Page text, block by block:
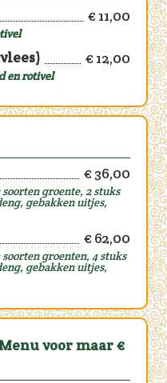
€ 11,00
€ 12,00
en rotivel
€ 36,00
soorten groente, 2 stuks
gebakken uitjes,
€ 62,00
soorten groenten, 4 stuks
gebakken uitjes,
voor maar €